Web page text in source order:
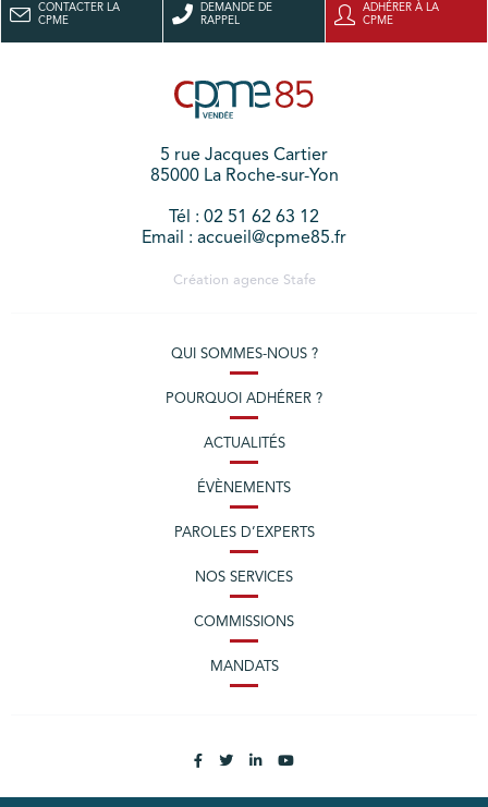
CONTACTER LA
CPME
DEMANDE DE
RAPPEL
ADHÉRER À LA
CPME
5 rue Jacques Cartier
85000 La Roche-sur-Yon
Tél : 02 51 62 63 12
Email : accueil@cpme85.fr
Création agence Stafe
QUI SOMMES-NOUS ?
POURQUOI ADHÉRER ?
ACTUALITÉS
ÉVÈNEMENTS
PAROLES D’EXPERTS
NOS SERVICES
COMMISSIONS
MANDATS